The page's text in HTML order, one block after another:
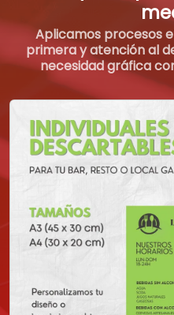
Aplicamos procesos
primera y atención al
necesidad gráfica